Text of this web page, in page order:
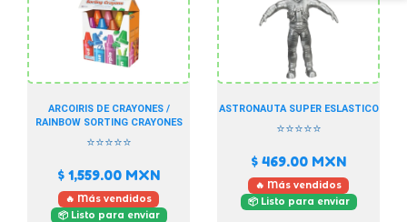
ARCOIRIS DE CRAYONES /
RAINBOW SORTING CRAYONES
⭐⭐⭐⭐⭐
$ 1,559.00 MXN
🔥 Más vendidos
📦 Listo para enviar
ASTRONAUTA SUPER ESLASTICO
⭐⭐⭐⭐⭐
$ 469.00 MXN
🔥 Más vendidos
📦 Listo para enviar